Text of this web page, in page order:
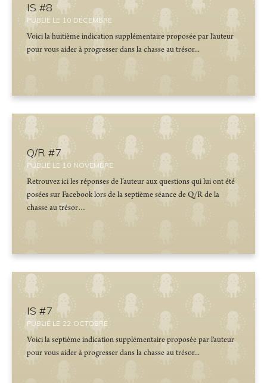
IS #8
PUBLIÉ LE 10 DÉCEMBRE
Voici la huitième indication supplémentaire proposée par l'auteur
pour vous aider à progresser dans la chasse au trésor...
Q/R #7
PUBLIÉ LE 10 NOVEMBRE
Retrouvez ici les réponses de l’auteur aux questions qui lui ont été
posées sur Facebook lors de la septième séance de Q/R de la
chasse au trésor…
IS #7
PUBLIÉ LE 22 OCTOBRE
Voici la septième indication supplémentaire proposée par l'auteur
pour vous aider à progresser dans la chasse au trésor...